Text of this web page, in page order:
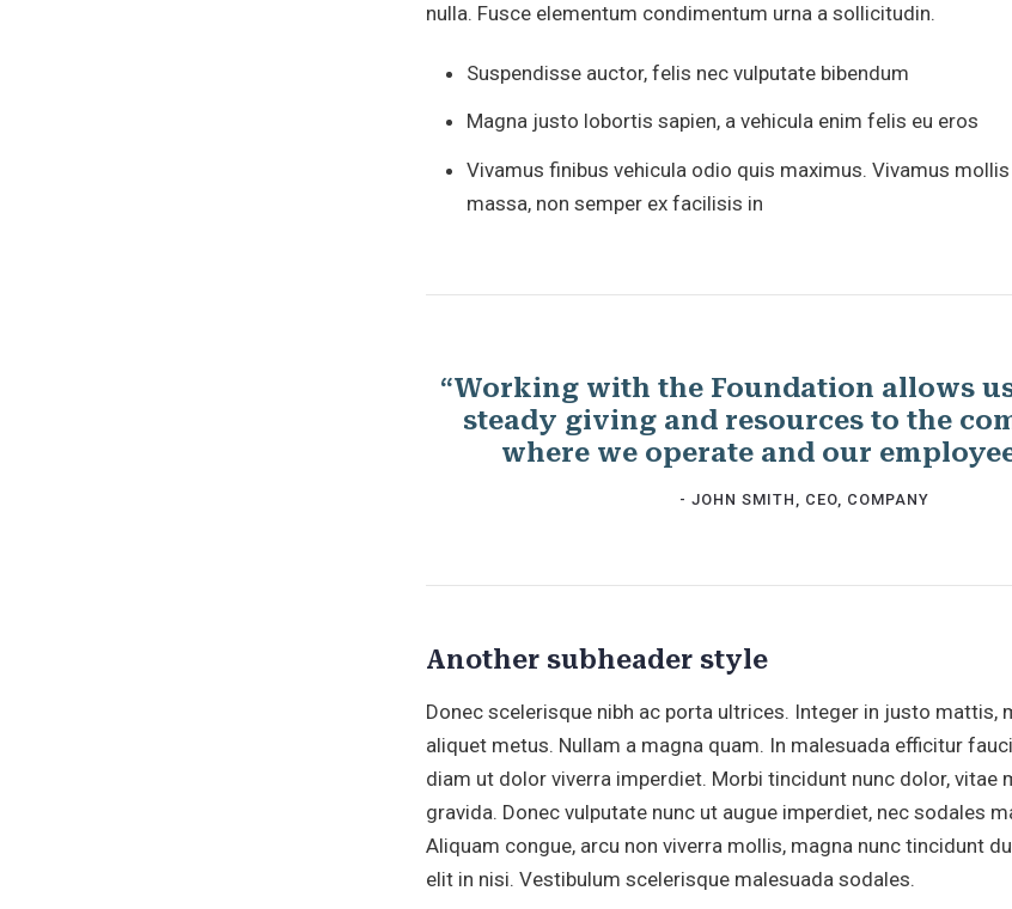
nulla. Fusce elementum condimentum urna a sollicitudin.
Suspendisse auctor, felis nec vulputate bibendum
Magna justo lobortis sapien, a vehicula enim felis eu eros
Vivamus finibus vehicula odio quis maximus. Vivamus
massa, non semper ex facilisis in
“Working with the Foundation allows
steady giving and resources to the
where we operate and our
- JOHN SMITH, CEO, COMPANY
Another subheader style
Donec scelerisque nibh ac porta ultrices. Integer in justo mattis,
aliquet metus. Nullam a magna quam. In malesuada efficitur
diam ut dolor viverra imperdiet. Morbi tincidunt nunc dolor, vitae
gravida. Donec vulputate nunc ut augue imperdiet, nec sodales
Aliquam congue, arcu non viverra mollis, magna nunc tincidunt
elit in nisi. Vestibulum scelerisque malesuada sodales.